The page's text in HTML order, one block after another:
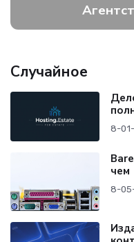
Случайное
8-
чем
8-